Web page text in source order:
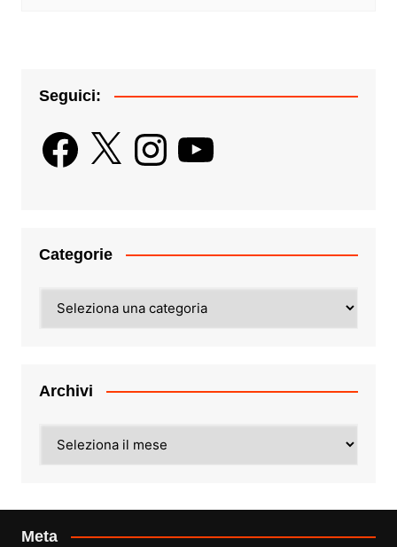
Seguici:
Facebook
X InstagramYouTube
Categorie
Archivi
Meta